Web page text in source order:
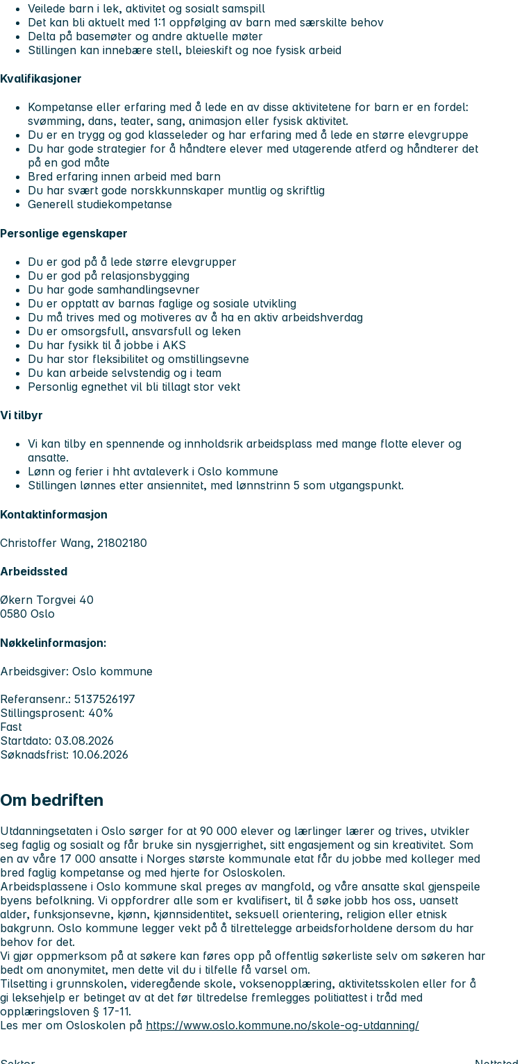
Veilede barn i lek, aktivitet og sosialt samspill
Det kan bli aktuelt med 1:1 oppfølging av barn med særskilte behov
Delta på basemøter og andre aktuelle møter
Stillingen kan innebære stell, bleieskift og noe fysisk arbeid
Kvalifikasjoner
Kompetanse eller erfaring med å lede en av disse aktivitetene for barn er en fordel:
svømming, dans, teater, sang, animasjon eller fysisk aktivitet.
Du er en trygg og god klasseleder og har erfaring med å lede en større elevgruppe
Du har gode strategier for å håndtere elever med utagerende atferd og håndterer det
på en god måte
Bred erfaring innen arbeid med barn
Du har svært gode norskkunnskaper muntlig og skriftlig
Generell studiekompetanse
Personlige egenskaper
Du er god på å lede større elevgrupper
Du er god på relasjonsbygging
Du har gode samhandlingsevner
Du er opptatt av barnas faglige og sosiale utvikling
Du må trives med og motiveres av å ha en aktiv arbeidshverdag
Du er omsorgsfull, ansvarsfull og leken
Du har fysikk til å jobbe i AKS
Du har stor fleksibilitet og omstillingsevne
Du kan arbeide selvstendig og i team
Personlig egnethet vil bli tillagt stor vekt
Vi tilbyr
Vi kan tilby en spennende og innholdsrik arbeidsplass med mange flotte elever og
ansatte.
Lønn og ferier i hht avtaleverk i Oslo kommune
Stillingen lønnes etter ansiennitet, med lønnstrinn 5 som utgangspunkt.
Kontaktinformasjon
Christoffer Wang, 21802180
Arbeidssted
Økern Torgvei 40
0580 Oslo
Nøkkelinformasjon:
Arbeidsgiver: Oslo kommune
Referansenr.: 5137526197
Stillingsprosent: 40%
Fast
Startdato: 03.08.2026
Søknadsfrist: 10.06.2026
Om bedriften
Utdanningsetaten i Oslo sørger for at 90 000 elever og lærlinger lærer og trives, utvikler
seg faglig og sosialt og får bruke sin nysgjerrighet, sitt engasjement og sin kreativitet. Som
en av våre 17 000 ansatte i Norges største kommunale etat får du jobbe med kolleger med
bred faglig kompetanse og med hjerte for Osloskolen.
Arbeidsplassene i Oslo kommune skal preges av mangfold, og våre ansatte skal gjenspeile
byens befolkning. Vi oppfordrer alle som er kvalifisert, til å søke jobb hos oss, uansett
alder, funksjonsevne, kjønn, kjønnsidentitet, seksuell orientering, religion eller etnisk
bakgrunn. Oslo kommune legger vekt på å tilrettelegge arbeidsforholdene dersom du har
behov for det.
Vi gjør oppmerksom på at søkere kan føres opp på offentlig søkerliste selv om søkeren har
bedt om anonymitet, men dette vil du i tilfelle få varsel om.
Tilsetting i grunnskolen, videregående skole, voksenopplæring, aktivitetsskolen eller for å
gi leksehjelp er betinget av at det før tiltredelse fremlegges politiattest i tråd med
opplæringsloven § 17-11.
Les mer om Osloskolen på https://www.oslo.kommune.no/skole-og-utdanning/